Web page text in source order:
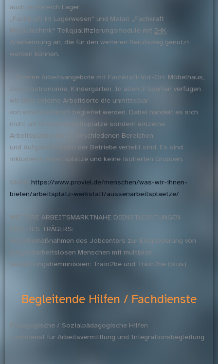
auch im Bereich Lager
„Fachkraft im Lagerwesen“ und Metall „Fachkraft
Metalltechnik“ Teilqualifizierungsmodule mit IHK-
Anerkennung an, die für den weiteren Berufsweg genutzt
werden können.
– Externe Arbeitsangebote mit Fachkraft-Vor-Ort: Möbelhaus,
Zoo-Gastronomie, Kindergarten. In allen 3 Sparten verfügen
wir über externe Arbeitsorte die unmittelbar
von einer Fachkraft begleitet werden. Dabei handelt es sich
nicht um Gruppenarbeitsplätze sondern einzelne
Arbeitsplätze die in verschiedenen Bereichen
und Aufgabenfeldern der Betriebe verteilt sind. Es sind
inkludierte Arbeitsplätze und keine isolierten Gruppen.
Siehe: https://www.proviel.de/menschen/was-wir-ihnen-
bieten/arbeitsplatz-werkstatt/aussenarbeitsplaetze/
WEITERE ARBEITSMARKTNAHE DIENSTLEISTUNGEN
UNSERES TRÄGERS:
Vergabemaßnahmen des Jobcenters zur Eingliederung von
langzeitarbeitslosen Menschen mit multiplen
Vermittlungshemmnissen: Train2be und Train2be (plus)
Begleitende Hilfen / Fachdienste
Pädagogische / Sozialpädagogische Hilfen
Fachdienst für Arbeitsvermittlung und Integrationsbegleitung